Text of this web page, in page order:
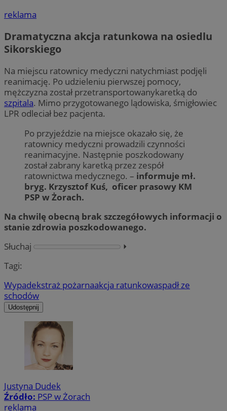
reklama
Dramatyczna akcja ratunkowa na osiedlu
Sikorskiego
Na miejscu ratownicy medyczni natychmiast podjęli
reanimację. Po udzieleniu pierwszej pomocy,
mężczyzna został przetransportowanykaretką do
szpitala. Mimo przygotowanego lądowiska, śmigłowiec
LPR odleciał bez pacjenta.
Po przyjeździe na miejsce okazało się, że
ratownicy medyczni prowadzili czynności
reanimacyjne. Następnie poszkodowany
został zabrany karetką przez zespół
ratownictwa medycznego. – informuje mł.
bryg. Krzysztof Kuś, oficer prasowy KM
PSP w Żorach.
Na chwilę obecną brak szczegółowych informacji o
stanie zdrowia poszkodowanego.
Słuchaj
⏵︎
Tagi:
Wypadekstraż pożarnaakcja ratunkowaspadł ze
schodów
Udostępnij
Justyna Dudek
Źródło: PSP w Żorach
reklama